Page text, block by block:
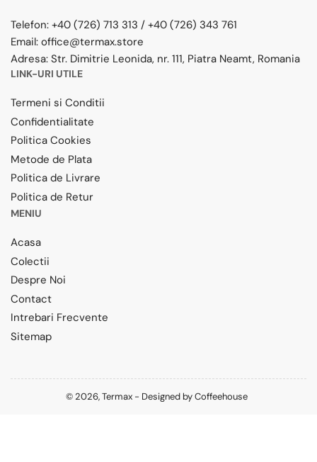
Telefon: +40 (726) 713 313 / +40 (726) 343 761
Email: office@termax.store
Adresa: Str. Dimitrie Leonida, nr. 111, Piatra Neamt, Romania
LINK-URI UTILE
Termeni si Conditii
Confidentialitate
Politica Cookies
Metode de Plata
Politica de Livrare
Politica de Retur
MENIU
Acasa
Colectii
Despre Noi
Contact
Intrebari Frecvente
Sitemap
© 2026,Termax- Designed byCoffeehouse